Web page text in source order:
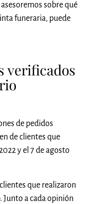
sobre qué
funeraria, puede
verificados
de pedidos
de clientes que
y el 7 de agosto
que realizaron
Junto a cada opinión